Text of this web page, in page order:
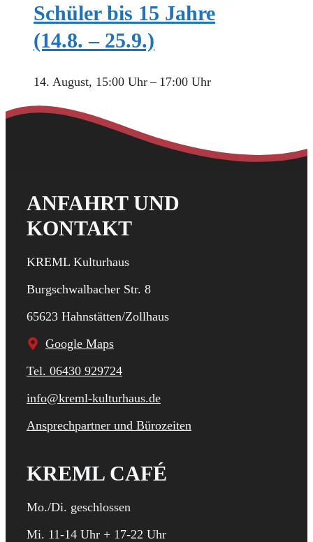
Schüler bis 15 Jahre
(14.8. – 25.9.)
14. August, 15:00 Uhr– 17:00 Uhr
ANFAHRT UND
KONTAKT
KREML Kulturhaus
Burgschwalbacher Str. 8
65623 Hahnstätten/Zollhaus
Google Maps
Tel. 06430 929724
info@kreml-kulturhaus.de
Ansprechpartner und Bürozeiten
KREML CAFÉ
Mo./Di. geschlossen
Mi. 11-14 Uhr + 17-22 Uhr